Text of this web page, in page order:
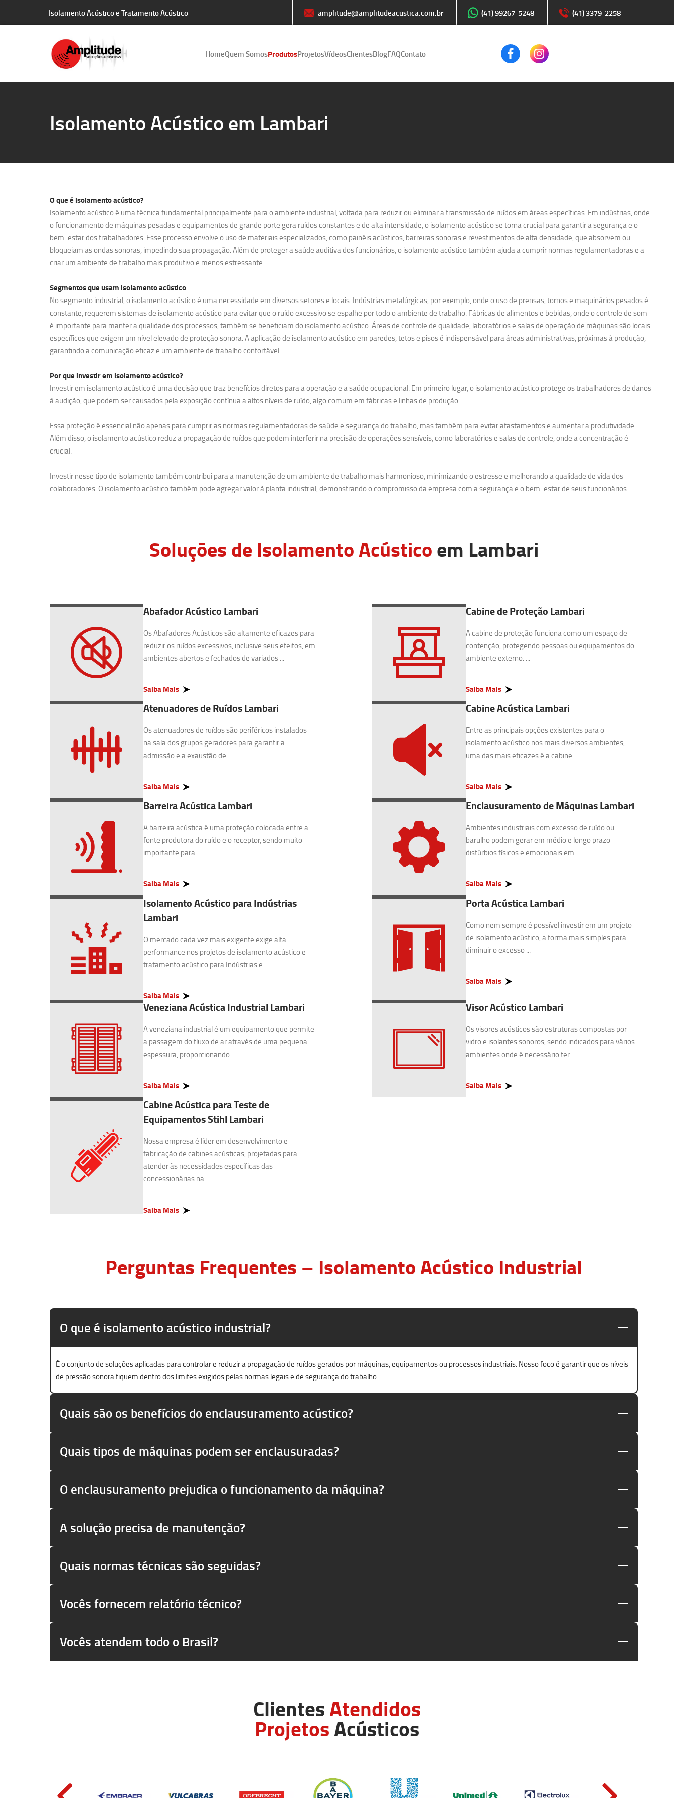
Isolamento Acústico e Tratamento Acústico amplitude@amplitudeacustica.com.br (41) 99267-5248 (41) 3379-2258
HomeQuem SomosProdutosProjetosVídeosClientesBlogFAQContato
Isolamento Acústico em Lambari
O que é isolamento acústico?
Isolamento acústico é uma técnica fundamental principalmente para o ambiente industrial, voltada para reduzir ou eliminar a transmissão de ruídos em áreas específicas. Em indústrias, onde
o funcionamento de máquinas pesadas e equipamentos de grande porte gera ruídos constantes e de alta intensidade, o isolamento acústico se torna crucial para garantir a segurança e o
bem-estar dos trabalhadores. Esse processo envolve o uso de materiais especializados, como painéis acústicos, barreiras sonoras e revestimentos de alta densidade, que absorvem ou
bloqueiam as ondas sonoras, impedindo sua propagação. Além de proteger a saúde auditiva dos funcionários, o isolamento acústico também ajuda a cumprir normas regulamentadoras e a
criar um ambiente de trabalho mais produtivo e menos estressante.
Segmentos que usam isolamento acústico
No segmento industrial, o isolamento acústico é uma necessidade em diversos setores e locais. Indústrias metalúrgicas, por exemplo, onde o uso de prensas, tornos e maquinários pesados é
constante, requerem sistemas de isolamento acústico para evitar que o ruído excessivo se espalhe por todo o ambiente de trabalho. Fábricas de alimentos e bebidas, onde o controle de som
é importante para manter a qualidade dos processos, também se beneficiam do isolamento acústico. Áreas de controle de qualidade, laboratórios e salas de operação de máquinas são locais
específicos que exigem um nível elevado de proteção sonora. A aplicação de isolamento acústico em paredes, tetos e pisos é indispensável para áreas administrativas, próximas à produção,
garantindo a comunicação eficaz e um ambiente de trabalho confortável.
Por que investir em isolamento acústico?
Investir em isolamento acústico é uma decisão que traz benefícios diretos para a operação e a saúde ocupacional. Em primeiro lugar, o isolamento acústico protege os trabalhadores de danos
à audição, que podem ser causados pela exposição contínua a altos níveis de ruído, algo comum em fábricas e linhas de produção.
Essa proteção é essencial não apenas para cumprir as normas regulamentadoras de saúde e segurança do trabalho, mas também para evitar afastamentos e aumentar a produtividade.
Além disso, o isolamento acústico reduz a propagação de ruídos que podem interferir na precisão de operações sensíveis, como laboratórios e salas de controle, onde a concentração é
crucial.
Investir nesse tipo de isolamento também contribui para a manutenção de um ambiente de trabalho mais harmonioso, minimizando o estresse e melhorando a qualidade de vida dos
colaboradores. O isolamento acústico também pode agregar valor à planta industrial, demonstrando o compromisso da empresa com a segurança e o bem-estar de seus funcionários
Soluções de Isolamento Acústicoem Lambari
Abafador Acústico Lambari
Os Abafadores Acústicos são altamente eficazes para
reduzir os ruídos excessivos, inclusive seus efeitos, em
ambientes abertos e fechados de variados ...
Saiba Mais
Cabine de Proteção Lambari
A cabine de proteção funciona como um espaço de
contenção, protegendo pessoas ou equipamentos do
ambiente externo. ...
Saiba Mais
Atenuadores de Ruídos Lambari
Os atenuadores de ruídos são periféricos instalados
na sala dos grupos geradores para garantir a
admissão e a exaustão de ...
Saiba Mais
Cabine Acústica Lambari
Entre as principais opções existentes para o
isolamento acústico nos mais diversos ambientes,
uma das mais eficazes é a cabine ...
Saiba Mais
Barreira Acústica Lambari
A barreira acústica é uma proteção colocada entre a
fonte produtora do ruído e o receptor, sendo muito
importante para ...
Saiba Mais
Enclausuramento de Máquinas Lambari
Ambientes industriais com excesso de ruído ou
barulho podem gerar em médio e longo prazo
distúrbios físicos e emocionais em ...
Saiba Mais
Isolamento Acústico para Indústrias
Lambari
O mercado cada vez mais exigente exige alta
performance nos projetos de isolamento acústico e
tratamento acústico para Indústrias e ...
Saiba Mais
Porta Acústica Lambari
Como nem sempre é possível investir em um projeto
de isolamento acústico, a forma mais simples para
diminuir o excesso ...
Saiba Mais
Veneziana Acústica Industrial Lambari
A veneziana industrial é um equipamento que permite
a passagem do fluxo de ar através de uma pequena
espessura, proporcionando ...
Saiba Mais
Visor Acústico Lambari
Os visores acústicos são estruturas compostas por
vidro e isolantes sonoros, sendo indicados para vários
ambientes onde é necessário ter ...
Saiba Mais
Cabine Acústica para Teste de
Equipamentos Stihl Lambari
Nossa empresa é líder em desenvolvimento e
fabricação de cabines acústicas, projetadas para
atender às necessidades específicas das
concessionárias na ...
Saiba Mais
Perguntas Frequentes – Isolamento Acústico Industrial
O que é isolamento acústico industrial?
É o conjunto de soluções aplicadas para controlar e reduzir a propagação de ruídos gerados por máquinas, equipamentos ou processos industriais. Nosso foco é garantir que os níveis
de pressão sonora fiquem dentro dos limites exigidos pelas normas legais e de segurança do trabalho.
Quais são os benefícios do enclausuramento acústico?
Quais tipos de máquinas podem ser enclausuradas?
O enclausuramento prejudica o funcionamento da máquina?
A solução precisa de manutenção?
Quais normas técnicas são seguidas?
Vocês fornecem relatório técnico?
Vocês atendem todo o Brasil?
ClientesAtendidos
ProjetosAcústicos